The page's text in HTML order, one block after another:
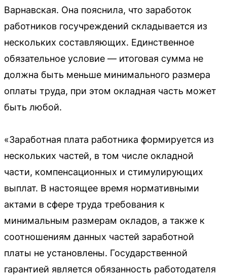
Варнавская. Она пояснила, что заработок
работников госучреждений складывается из
нескольких составляющих. Единственное
обязательное условие — итоговая сумма не
должна быть меньше минимального размера
оплаты труда, при этом окладная часть может
быть любой.
«Заработная плата работника формируется из
нескольких частей, в том числе окладной
части, компенсационных и стимулирующих
выплат. В настоящее время нормативными
актами в сфере труда требования к
минимальным размерам окладов, а также к
соотношениям данных частей заработной
платы не установлены. Государственной
гарантией является обязанность работодателя